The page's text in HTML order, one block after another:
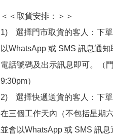
＜＜取貨安排：＞＞
1)　選擇門市取貨的客人：下
以WhatsApp 或 SMS 訊息通
電話號碼及出示訊息即可。（
9:30pm）
2)　選擇快遞送貨的客人：下
在三個工作天內（不包括星期
並會以WhatsApp 或 SMS 訊息